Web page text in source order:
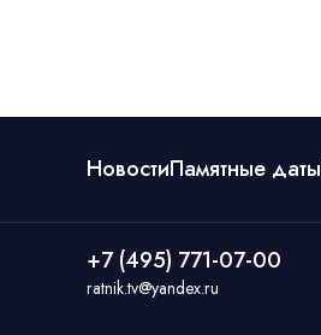
НовостиПамятные даты
+7 (495) 771-07-00
ratnik.tv@yandex.ru